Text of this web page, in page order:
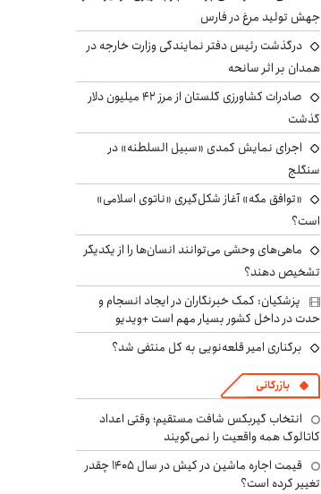
جهش تولید مرغ در فارس
درگذشت رئیس دفتر نمایندگی وزارت خارجه در
همدان بر اثر سانحه
صادرات کشاورزی گلستان از مرز ۴۲ میلیون دلار
گذشت
اجرای نمایش کمدی «سبیل السلطنه» در
سنگلج
«توافق مکه» آغاز شکل‌گیری «ناتوی اسلامی»
است؟
ماهی‌های وحشی می‌توانند انسان‌ها را از یکدیگر
تشخیص دهند؟
پزشکیان: کمک خبرنگاران در ایجاد انسجام و
حدت در داخل کشور بسیار مهم است +ویدیو
برکناری امیر قلعه‌نویی به کل منتفی شد؟
بازرگانی
انتخاب گیربکس شافت مستقیم؛ وقتی اعداد
کاتالوگ همه واقعیت را نمی‌گویند
قیمت اجاره ماشین در کیش در سال ۱۴۰۵ چقدر
تغییر کرده است؟